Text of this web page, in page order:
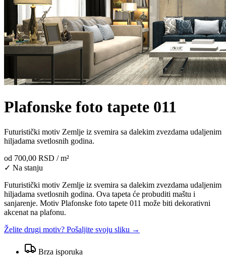
Plafonske foto tapete 011
Futuristički motiv Zemlje iz svemira sa dalekim zvezdama udaljenim
hiljadama svetlosnih godina.
od 700,00 RSD / m²
✓ Na stanju
Futuristički motiv Zemlje iz svemira sa dalekim zvezdama udaljenim
hiljadama svetlosnih godina. Ova tapeta će probuditi maštu i
sanjarenje. Motiv Plafonske foto tapete 011 može biti dekorativni
akcenat na plafonu.
Želite drugi motiv? Pošaljite svoju sliku →
Brza isporuka